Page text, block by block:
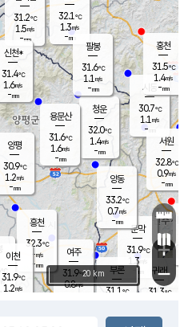
문막
31.9℃
1.3m/s
mm
31.2℃
1.5m/s
-mm
부론
31.1 ℃
32.1℃
1.3m/s
-mm
청운
32.0℃
1.4m/s
-mm
팔봉
31.6℃
1.1 m/s
-mm
여주
31.9℃
0.8m/s
양동
33.2℃
0.7m/s
-mm
신천*
31.4℃
1.6m/s
-mm
흥천
32.3℃
-m/s
-mm
m/s
시동
30.7℃
1.1 m/s
- mm
귀래
31.3℃
서원
32.8℃
0.9m/s
-mm
용문산
31.6℃
1.6m/s
-mm
홍천
31.5℃
1.4m/s
-mm
이천
31.9℃
1.2m/s
양평
30.9℃
1.2m/s
-mm
+
−
20 km